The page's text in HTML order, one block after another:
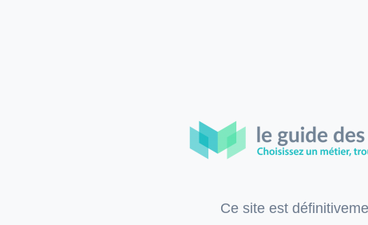
Ce site est